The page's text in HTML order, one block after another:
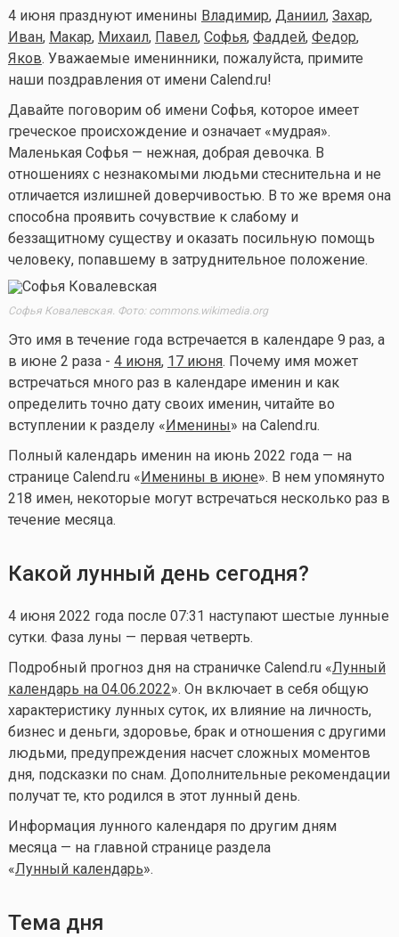
4 июня празднуют именины Владимир, Даниил, Захар,
Иван, Макар, Михаил, Павел, Софья, Фаддей, Федор,
Яков. Уважаемые именинники, пожалуйста, примите
наши поздравления от имени Calend.ru!
Давайте поговорим об имени Софья, которое имеет
греческое происхождение и означает «мудрая».
Маленькая Софья — нежная, добрая девочка. В
отношениях с незнакомыми людьми стеснительна и не
отличается излишней доверчивостью. В то же время она
способна проявить сочувствие к слабому и
беззащитному существу и оказать посильную помощь
человеку, попавшему в затруднительное положение.
Софья Ковалевская. Фото: commons.wikimedia.org
Это имя в течение года встречается в календаре 9 раз, а
в июне 2 раза - 4 июня, 17 июня. Почему имя может
встречаться много раз в календаре именин и как
определить точно дату своих именин, читайте во
вступлении к разделу « Именины» на Calend.ru.
Полный календарь именин на июнь 2022 года — на
странице Calend.ru « Именины в июне». В нем упомянуто
218 имен, некоторые могут встречаться несколько раз в
течение месяца.
Какой лунный день сегодня?
4 июня 2022 года после 07:31 наступают шестые лунные
сутки. Фаза луны — первая четверть.
Подробный прогноз дня на страничке Calend.ru «Лунный
календарь на 04.06.2022». Он включает в себя общую
характеристику лунных суток, их влияние на личность,
бизнес и деньги, здоровье, брак и отношения с другими
людьми, предупреждения насчет сложных моментов
дня, подсказки по снам. Дополнительные рекомендации
получат те, кто родился в этот лунный день.
Информация лунного календаря по другим дням
месяца — на главной странице раздела
«Лунный календарь».
Тема дня